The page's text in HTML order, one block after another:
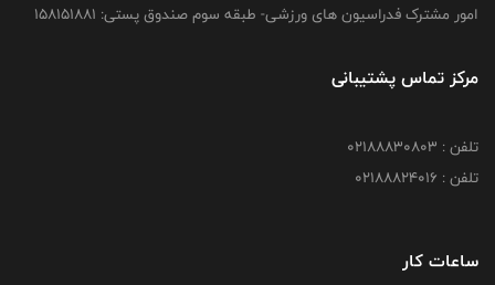
امور مشترک فدراسیون های ورزشی- طبقه سوم صندوق پستی: 158151881
مرکز تماس پشتیبانی
تلفن : 02188830803
تلفن : 02188824016
ساعات کار